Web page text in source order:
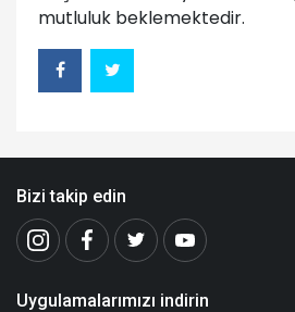
mutluluk beklemektedir.
Bizi takip edin
Uygulamalarımızı indirin